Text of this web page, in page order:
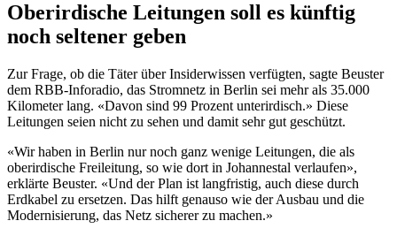
Oberirdische Leitungen soll es künftig
noch seltener geben
Zur Frage, ob die Täter über Insiderwissen verfügten, sagte Beuster
dem RBB-Inforadio, das Stromnetz in Berlin sei mehr als 35.000
Kilometer lang. «Davon sind 99 Prozent unterirdisch.» Diese
Leitungen seien nicht zu sehen und damit sehr gut geschützt.
«Wir haben in Berlin nur noch ganz wenige Leitungen, die als
oberirdische Freileitung, so wie dort in Johannestal verlaufen»,
erklärte Beuster. «Und der Plan ist langfristig, auch diese durch
Erdkabel zu ersetzen. Das hilft genauso wie der Ausbau und die
Modernisierung, das Netz sicherer zu machen.»